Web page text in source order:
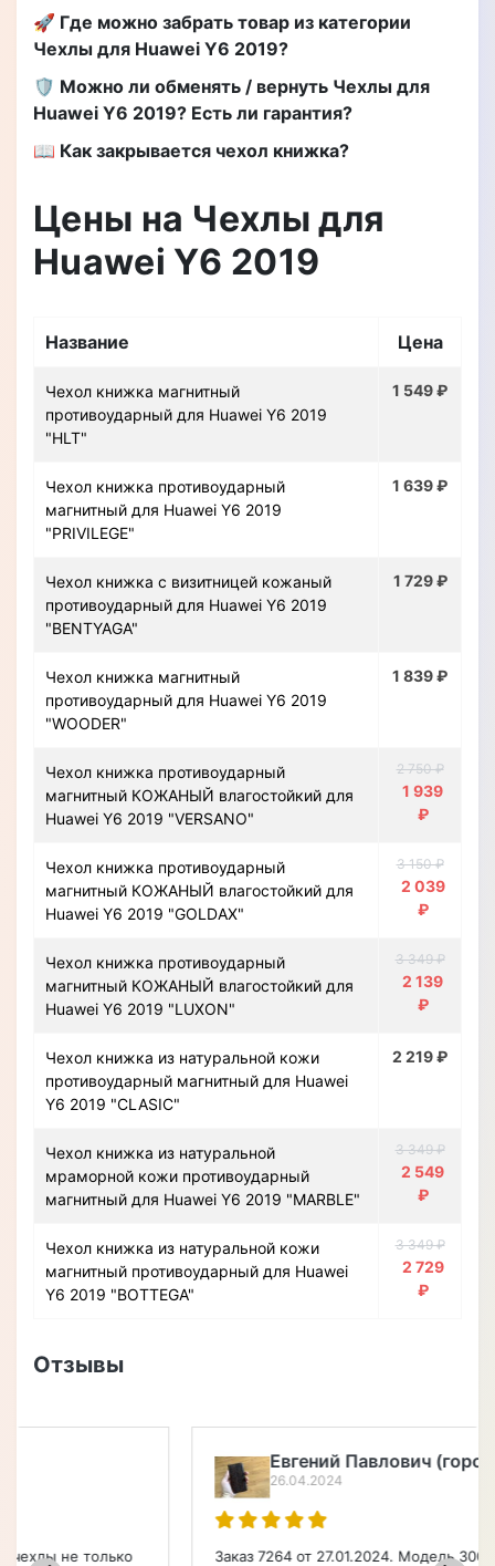
🚀 Где можно забрать товар из категории
Чехлы для Huawei Y6 2019?
🛡️ Можно ли обменять / вернуть Чехлы для
Huawei Y6 2019? Есть ли гарантия?
📖 Как закрывается чехол книжка?
Цены на Чехлы для
Huawei Y6 2019
Название Цена
Чехол книжка магнитный
противоударный для Huawei Y6 2019
"HLT"
1 549 ₽
Чехол книжка противоударный
магнитный для Huawei Y6 2019
"PRIVILEGE"
1 639 ₽
Чехол книжка с визитницей кожаный
противоударный для Huawei Y6 2019
"BENTYAGA"
1 729 ₽
Чехол книжка магнитный
противоударный для Huawei Y6 2019
"WOODER"
1 839 ₽
Чехол книжка противоударный
магнитный КОЖАНЫЙ влагостойкий для
Huawei Y6 2019 "VERSANO"
2 750 ₽
1 939
₽
Чехол книжка противоударный
магнитный КОЖАНЫЙ влагостойкий для
Huawei Y6 2019 "GOLDAX"
3 150 ₽
2 039
₽
Чехол книжка противоударный
магнитный КОЖАНЫЙ влагостойкий для
Huawei Y6 2019 "LUXON"
3 349 ₽
2 139
₽
Чехол книжка из натуральной кожи
противоударный магнитный для Huawei
Y6 2019 "CLASIC"
2 219 ₽
Чехол книжка из натуральной
мраморной кожи противоударный
магнитный для Huawei Y6 2019 "MARBLE"
3 349 ₽
2 549
₽
Чехол книжка из натуральной кожи
магнитный противоударный для Huawei
Y6 2019 "BOTTEGA"
3 349 ₽
2 729
₽
Отзывы
Евгений Павлович (город Чита)
Заказ 7264 от 27.01.2024. Модель 3007023 Croco Paw.